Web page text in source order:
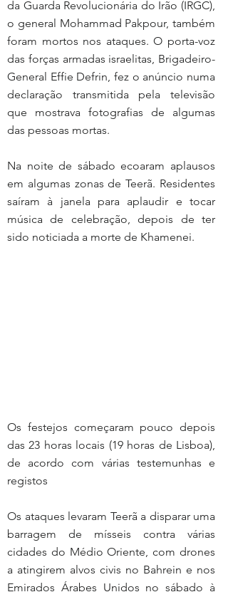
da Guarda Revolucionária do Irão (IRGC),
o general Mohammad Pakpour, também
foram mortos nos ataques. O porta-voz
das forças armadas israelitas, Brigadeiro-
General Effie Defrin, fez o anúncio numa
declaração transmitida pela televisão
que mostrava fotografias de algumas
das pessoas mortas.
Na noite de sábado ecoaram aplausos
em algumas zonas de Teerã. Residentes
saíram à janela para aplaudir e tocar
música de celebração, depois de ter
sido noticiada a morte de Khamenei.
Os festejos começaram pouco depois
das 23 horas locais (19 horas de Lisboa),
de acordo com várias testemunhas e
registos
Os ataques levaram Teerã a disparar uma
barragem de mísseis contra várias
cidades do Médio Oriente, com drones
a atingirem alvos civis no Bahrein e nos
Emirados Árabes Unidos no sábado à